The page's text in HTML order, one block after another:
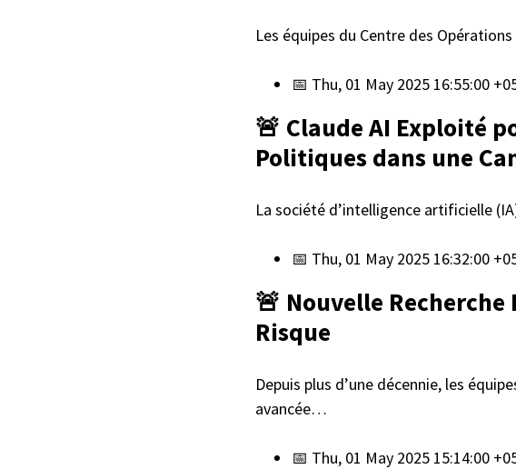
Les équipes du Centre des
📅 Thu, 01 May 2025 16:55:00
🚨 Claude AI Exploité
Politiques dans une
La société d’intelligence artificielle
📅 Thu, 01 May 2025 16:32:00
🚨 Nouvelle Recherche
Risque
Depuis plus d’une décennie, les
avancée…
📅 Thu, 01 May 2025 15:14:00